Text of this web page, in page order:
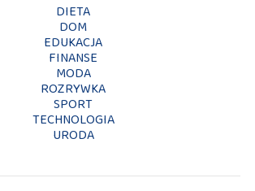
DIETA
DOM
EDUKACJA
FINANSE
MODA
ROZRYWKA
SPORT
TECHNOLOGIA
URODA